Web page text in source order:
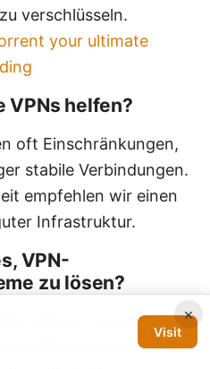
verschlüsseln.
your ultimate
VPNs helfen?
oft Einschränkungen,
stabile Verbindungen.
empfehlen wir einen
Infrastruktur.
VPN-
zu lösen?
dauern, oft genügt
DNS-Anpassung.
×
Visit